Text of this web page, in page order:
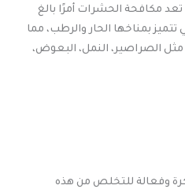
مكافحة الحشرات أمرًا بالغ
بمناخها الحار والرطب، مما
مثل الصراصير، النمل، البعوض،
وفعالة للتخلص من هذه